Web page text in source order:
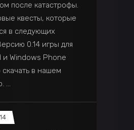
после катастрофы.
квесты, которые
в следующих
0.14 игры для
и Windows Phone
в нашем